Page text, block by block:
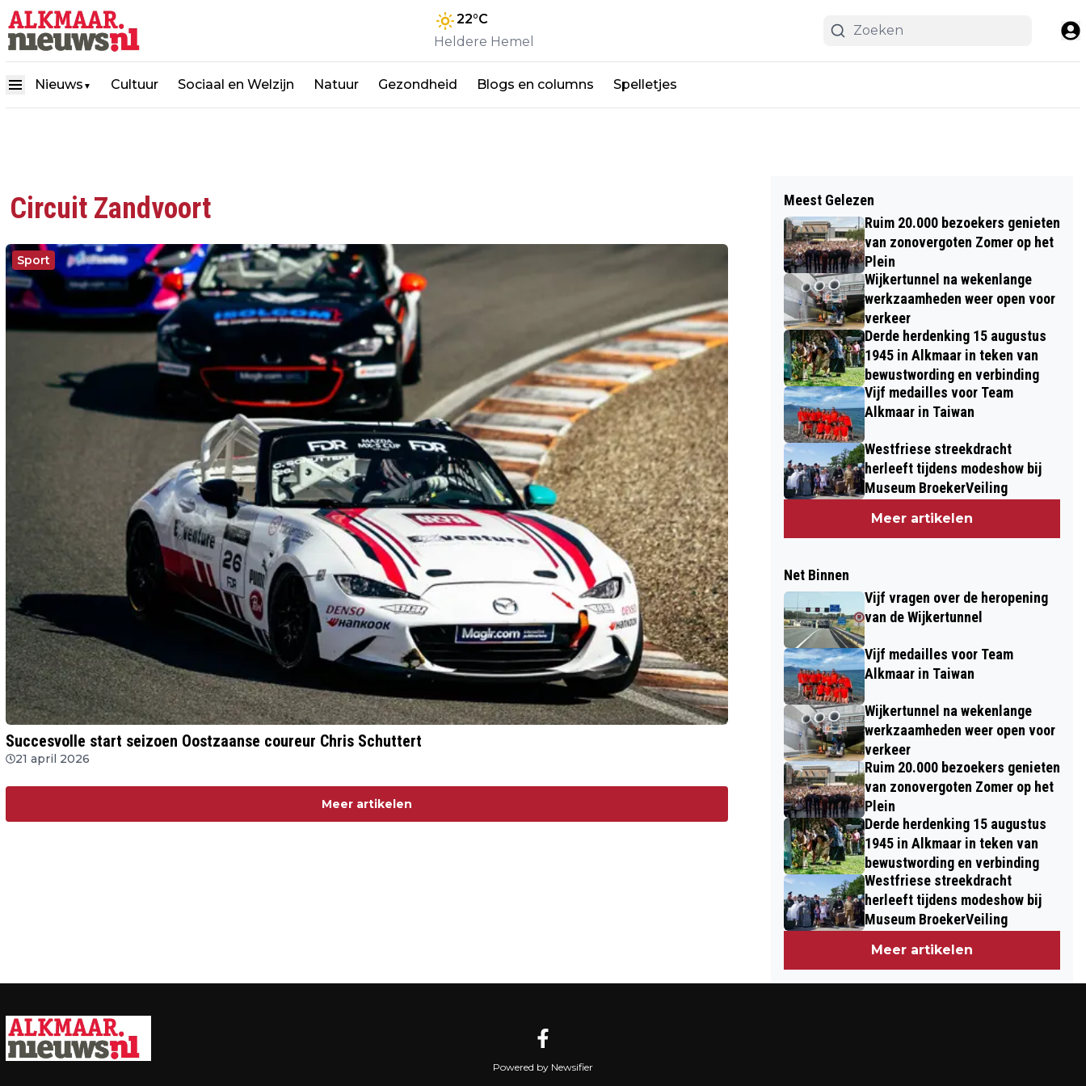
22°C
Heldere Hemel
Nieuws ▼ Cultuur Sociaal en Welzijn Natuur Gezondheid Blogs en columns Spelletjes
Circuit Zandvoort
Sport
Succesvolle start seizoen Oostzaanse coureur Chris Schuttert
21 april 2026
Meer artikelen
Meest Gelezen
Ruim 20.000 bezoekers genieten
van zonovergoten Zomer op het
Plein
Wijkertunnel na wekenlange
werkzaamheden weer open voor
verkeer
Derde herdenking 15 augustus
1945 in Alkmaar in teken van
bewustwording en verbinding
Vijf medailles voor Team
Alkmaar in Taiwan
Westfriese streekdracht
herleeft tijdens modeshow bij
Museum BroekerVeiling
Meer artikelen
Net Binnen
Vijf vragen over de heropening
van de Wijkertunnel
Vijf medailles voor Team
Alkmaar in Taiwan
Wijkertunnel na wekenlange
werkzaamheden weer open voor
verkeer
Ruim 20.000 bezoekers genieten
van zonovergoten Zomer op het
Plein
Derde herdenking 15 augustus
1945 in Alkmaar in teken van
bewustwording en verbinding
Westfriese streekdracht
herleeft tijdens modeshow bij
Museum BroekerVeiling
Meer artikelen
Powered by Newsifier